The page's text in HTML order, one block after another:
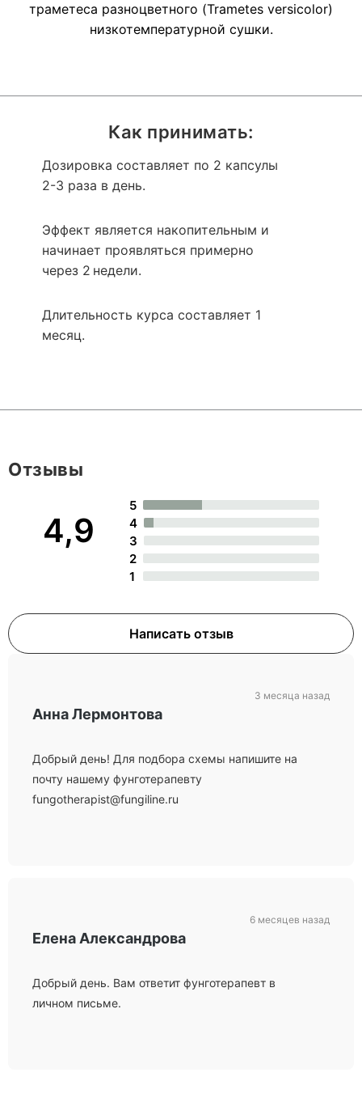
Как принимать:
Дозировка составляет по 2 капсулы
2-3 раза в день.
Эффект является накопительным и
начинает проявляться примерно
через 2 недели.
Длительность курса составляет 1
месяц.
траметеса разноцветного (Trametes versicolor)
низкотемпературной сушки.
4,9
5
4
3
2
1
Написать отзыв
Отзывы
Анна Лермонтова
Добрый день! Для подбора схемы напишите на
почту нашему фунготерапевту
fungotherapist@fungiline.ru
3 месяца назад
Елена Александрова
Добрый день. Вам ответит фунготерапевт в
личном письме.
6 месяцев назад